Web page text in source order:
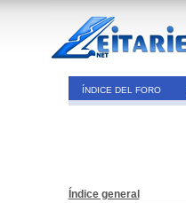
ÍNDICE DEL FORO
Índice general